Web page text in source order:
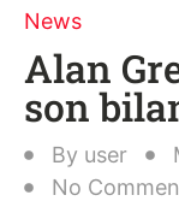
News
Alan
son
By user
No